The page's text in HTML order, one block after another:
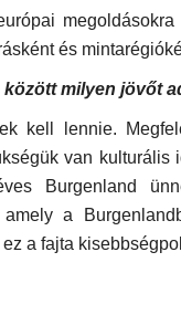
és
milyen jövőt
kell lennie.
van
Burgenland
amely a
a fajta